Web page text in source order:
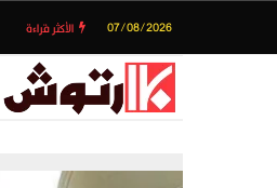
07/08/2026 الأكثر قراءة